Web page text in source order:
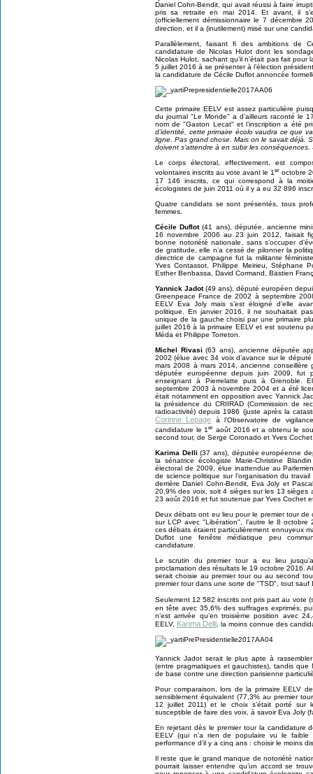
Daniel Cohn-Bendit, qui avait réussi à faire
pris sa retraite en mai 2014. Et avant, il
(officiellement démissionnaire le 7 décembre
direction, et il a (inutilement) misé sur une
Parallèlement, faisant fi des ambitions de
candidature de Nicolas Hulot dont les
Nicolas Hulot, sachant qu’il n’était pas fait
5 juillet 2016 à se présenter à l’élection
la candidature de Cécile Duflot annoncée
Cette primaire EELV est assez particulière
du journal "Le Monde" a d’ailleurs raconté le
nom de "Gaston Lecat" et l’inscription a été
d’identité, cette primaire écolo vaudra ce que
ligne. Pas grand chose. Mais on le savait déjà.
doivent s’attendre à en subir les conséquences.
Le corps électoral, effectivement, est
volontaires inscrits au vote avant le 1er octobre
17 146 inscrits, ce qui correspond à la
écologistes de juin 2011 où il y a eu 32 896
Quatre candidats se sont présentés, tous
femmes.
Cécile Duflot(41 ans), députée, ancienne
16 novembre 2006 au 23 juin 2012, faisait
bonne notoriété nationale, sans s’occuper
de gratitude, elle n’a cessé de pilonner la
directrice de campagne fut la militante
Yves Contassot, Philippe Meirieu, Stéphane
Esther Benbassa, David Cormand, Bastien
Yannick Jadot(49 ans), député européen
Greenpeace France de 2002 à septembre
EELV Eva Joly mais s’est éloigné d’elle
politique. En janvier 2016, il ne souhaitait
unique de la gauche choisi par une primaire
juillet 2016 à la primaire EELV et est soutenu
Méda et Philippe Torreton.
Michel Rivasi (63 ans), ancienne députée
2002 (élue avec 34 voix d’avance sur le
mars 2008 à mars 2014, ancienne
députée européenne depuis juin 2009, fut
enseignant à Pierrelatte puis à Grenoble.
septembre 2003 à novembre 2004 et a été
était notamment en opposition avec Yannick
la présidence du CRIIRAD (Commission de
radioactivité) depuis 1986 (juste après la
Corinne Lepage à l’Observatoire de
candidature le 1er août 2016 et a obtenu le
second tour, de Serge Coronado et Yves
Karima Delli(37 ans), députée européenne
la sénatrice écologiste Marie-Christine
électoral de 2009, élue inattendue au
de science politique sur l’organisation du
derrière Daniel Cohn-Bendit, Eva Joly et
20,9% des voix, soit 4 sièges sur les 13 sièges
23 août 2016 et fut soutenue par Yves Cochet
Deux débats ont eu lieu pour le premier tour de
sur LCP avec "Libération", l’autre le 8
ces débats étaient particulièrement ennuyeux
Duflot une fenêtre médiatique peu
candidature.
Le scrutin du premier tour a eu lieu
proclamation des résultats le 19 octobre 2016.
serait choisie au premier tour ou au second
premier tour dans une sorte de "TSD", tout sauf
Seulement 12 582 inscrits ont pris part au vote
en tête avec 35,6% des suffrages exprimés,
n’est arrivée qu’en troisième position avec
EELV, Karima Delli , la moins connue des
Yannick Jadot serait le plus apte à
(entre pragmatiques et gauchistes), tandis que
de base contre une direction parisienne
Pour comparaison, lors de la primaire EELV
sensiblement équivalent (77,3% au premier
12 juillet 2011) et le choix s’était porté sur
susceptible de faire des voix, à savoir Eva Joly
En rejetant dès le premier tour la candidature
EELV (qui n’a rien de populaire vu le faible
performance d’il y a cinq ans : choisir le moins
Il reste que le grand manque de notoriété
pourrait laisser entendre qu’un accord se